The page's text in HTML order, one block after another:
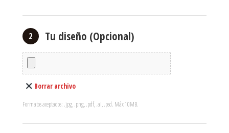
2 Tu diseño (Opcional)
Borrar archivo
Formatos aceptados: .jpg, .png, .pdf, .ai, .psd. Máx 10MB.